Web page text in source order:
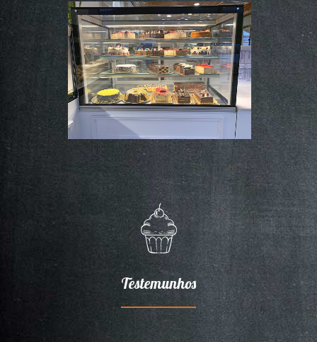
Testemunhos